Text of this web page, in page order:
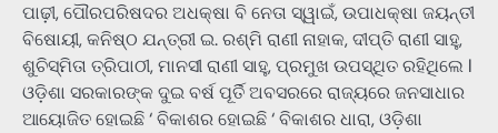
ପାଢ଼ୀ, ପୌରପରିଷଦର ଅଧକ୍ଷା ବି ନେତା ସ୍ୱାଇଁ, ଉପାଧକ୍ଷା ଜୟନ୍ତୀ
ବିଷୋୟୀ, କନିଷ୍ଠ ଯନ୍ତ୍ରୀ ଇ. ରଶ୍ମି ରାଣୀ ନାହାକ, ଦୀପ୍ତି ରାଣୀ ସାହୁ,
ଶୁଚିସ୍ମିତା ତ୍ରିପାଠୀ, ମାନସୀ ରାଣୀ ସାହୁ, ପ୍ରମୁଖ ଉପସ୍ଥିତ ରହିଥିଲେ l
ଓଡ଼ିଶା ସରକାରଙ୍କ ଦୁଇ ବର୍ଷ ପୂର୍ତି ଅବସରରେ ରାଜ୍ୟରେ ଜନସାଧାର
ଆୟୋଜିତ ହୋଇଛି ‘ ବିକାଶର ହୋଇଛି ‘ ବିକାଶର ଧାରା, ଓଡ଼ିଶା